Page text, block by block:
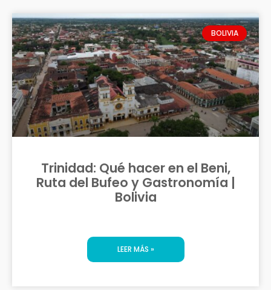
BOLIVIA
Trinidad: Qué hacer en el Beni,
Ruta del Bufeo y Gastronomía |
Bolivia
LEER MÁS »